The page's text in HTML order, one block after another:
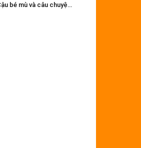
Cậu bé mù và câu chuyện biết ơn cuộc sống